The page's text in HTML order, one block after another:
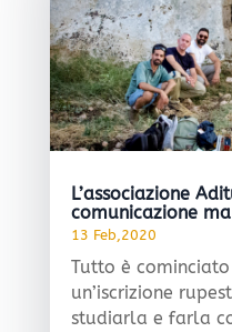
L’associazione
comunicazione
13 Feb,2020
Tutto è
un’iscrizione
studiarla e farla